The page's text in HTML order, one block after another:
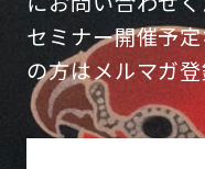
セミナー開催予
の方はメルマガ登